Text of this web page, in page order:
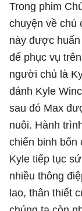
Trong phim
chuyện về chú
này được
để phục vụ
người chủ là
đánh Kyle
sau đó Max
nuôi. Hành
chiến binh bốn
Kyle tiếp tục
nhiều thông
lao, thân thiết